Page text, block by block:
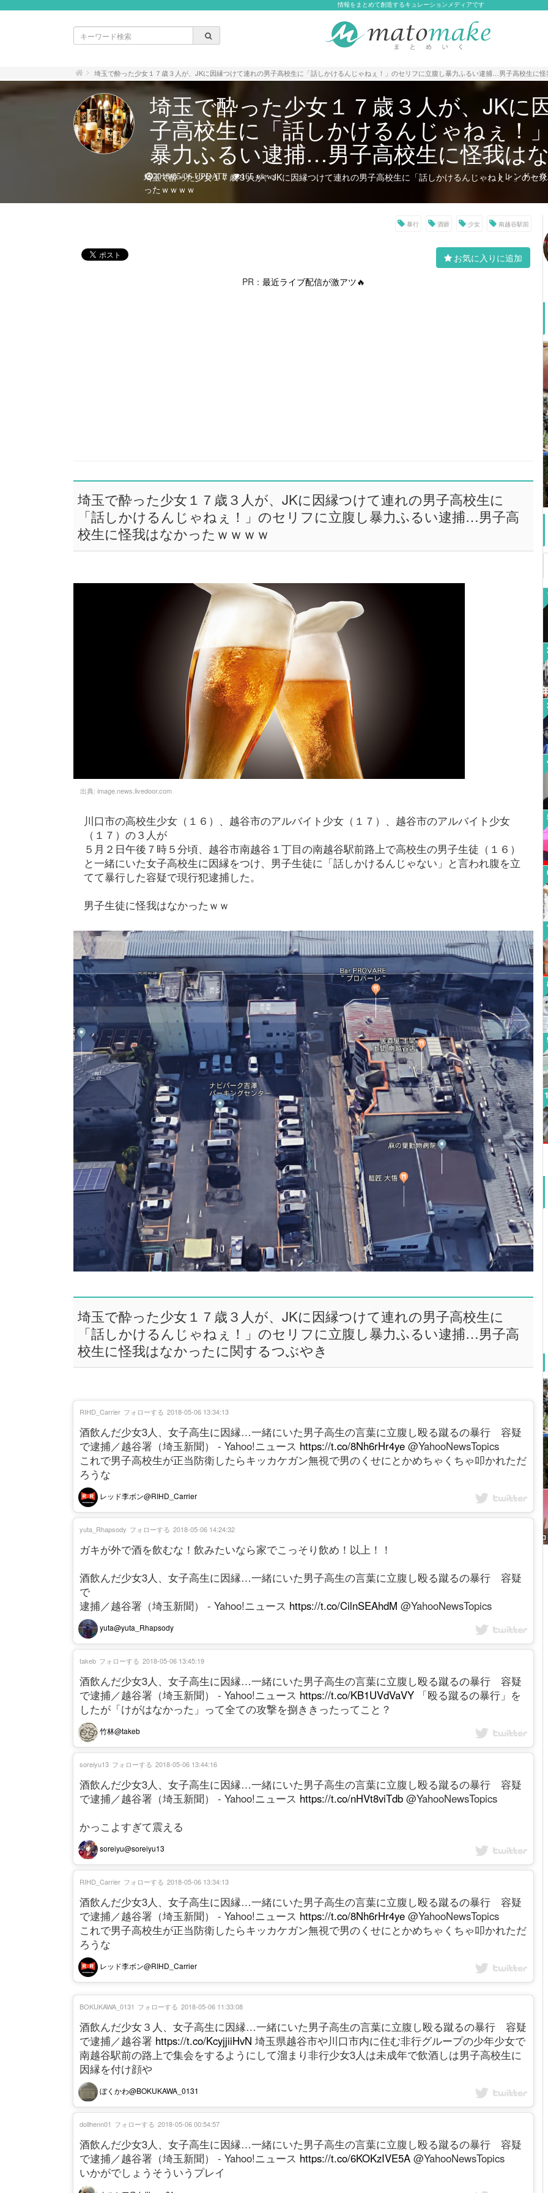
情報をまとめて創造するキュレーションメディアです
埼玉で酔った少女１７歳３人が、JKに因縁つけて連れの男子高校生に「話しかけるんじゃねぇ！」のセリフに立腹し暴力ふるい逮捕…男子高校生に
埼玉で酔った少女１７歳３人が、JKに
子高校生に「話しかけるんじゃねぇ！
暴力ふるい逮捕…男子高校生に怪我は
埼玉で酔った少女１７歳３人が、JKに因縁つけて連れの男子高校生に「話しかけるんじゃねぇ！」の
ったｗｗｗｗ
トレンド・
2018/05/06 UPDATE 165 views
暴行 酒癖 少女 南越谷駅前
お気に入りに追加
PR： 最近ライブ配信が激アツ🔥
埼玉で酔った少女１７歳３人が、JKに因縁つけて連れの男子高校生に
「話しかけるんじゃねぇ！」のセリフに立腹し暴力ふるい逮捕…男子高
校生に怪我はなかったｗｗｗｗ
出典: image.news.livedoor.com
川口市の高校生少女（１６）、越谷市のアルバイト少女（１７）、越谷市のアルバイト少女
（１７）の３人が
５月２日午後７時５分頃、越谷市南越谷１丁目の南越谷駅前路上で高校生の男子生徒（１６）
と一緒にいた女子高校生に因縁をつけ、男子生徒に「話しかけるんじゃない」と言われ腹を立
てて暴行した容疑で現行犯逮捕した。
男子生徒に怪我はなかったｗｗ
埼玉で酔った少女１７歳３人が、JKに因縁つけて連れの男子高校生に
「話しかけるんじゃねぇ！」のセリフに立腹し暴力ふるい逮捕…男子高
校生に怪我はなかったに関するつぶやき
酒飲んだ少女3人、女子高生に因縁…一緒にいた男子高生の言葉に立腹し殴る蹴るの暴行 容疑
で逮捕／越谷署（埼玉新聞） - Yahoo!ニュース https://t.co/8Nh6rHr4ye @YahooNewsTopics
これで男子高校生が正当防衛したらキッカケガン無視で男のくせにとかめちゃくちゃ叩かれただ
ろうな
レッド李ボン@RIHD_Carrier
RIHD_Carrier フォローする 2018-05-06 13:34:13
ガキが外で酒を飲むな！飲みたいなら家でこっそり飲め！以上！！
酒飲んだ少女3人、女子高生に因縁…一緒にいた男子高生の言葉に立腹し殴る蹴るの暴行 容疑
で
逮捕／越谷署（埼玉新聞） - Yahoo!ニュース https://t.co/CilnSEAhdM @YahooNewsTopics
yuta@yuta_Rhapsody
yuta_Rhapsody フォローする 2018-05-06 14:24:32
酒飲んだ少女3人、女子高生に因縁…一緒にいた男子高生の言葉に立腹し殴る蹴るの暴行 容疑
で逮捕／越谷署（埼玉新聞） - Yahoo!ニュース https://t.co/KB1UVdVaVY 「殴る蹴るの暴行」を
したが「けがはなかった」って全ての攻撃を捌ききったってこと？
竹林@takeb
takeb フォローする 2018-05-06 13:45:19
酒飲んだ少女3人、女子高生に因縁…一緒にいた男子高生の言葉に立腹し殴る蹴るの暴行 容疑
で逮捕／越谷署（埼玉新聞） - Yahoo!ニュース https://t.co/nHVt8viTdb @YahooNewsTopics
かっこよすぎて震える
soreiyu@soreiyu13
soreiyu13 フォローする 2018-05-06 13:44:16
酒飲んだ少女3人、女子高生に因縁…一緒にいた男子高生の言葉に立腹し殴る蹴るの暴行 容疑
で逮捕／越谷署（埼玉新聞） - Yahoo!ニュース https://t.co/8Nh6rHr4ye @YahooNewsTopics
これで男子高校生が正当防衛したらキッカケガン無視で男のくせにとかめちゃくちゃ叩かれただ
ろうな
レッド李ボン@RIHD_Carrier
RIHD_Carrier フォローする 2018-05-06 13:34:13
酒飲んだ少女３人、女子高生に因縁…一緒にいた男子高生の言葉に立腹し殴る蹴るの暴行 容疑
で逮捕／越谷署 https://t.co/KcyjjiiHvN 埼玉県越谷市や川口市内に住む非行グループの少年少女で
南越谷駅前の路上で集会をするようにして溜まり非行少女3人は未成年で飲酒しは男子高校生に
因縁を付け顔や
ぼくかわ@BOKUKAWA_0131
BOKUKAWA_0131 フォローする 2018-05-06 11:33:08
酒飲んだ少女3人、女子高生に因縁…一緒にいた男子高生の言葉に立腹し殴る蹴るの暴行 容疑
で逮捕／越谷署（埼玉新聞） - Yahoo!ニュース https://t.co/6KOKzIVE5A @YahooNewsTopics
いかがでしょうそういうプレイ
dollhenn01 フォローする 2018-05-06 00:54:57